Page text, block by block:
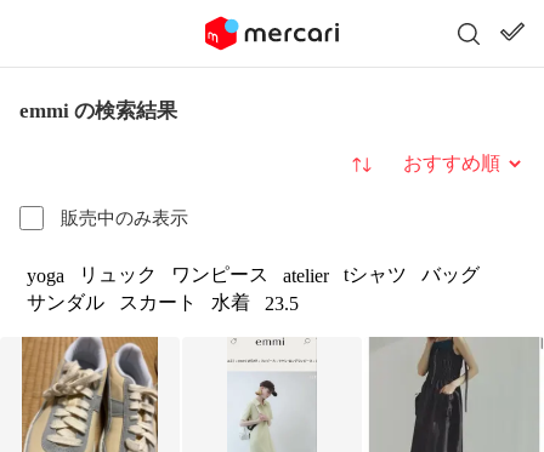
emmi の検索結果
販売中のみ表示
並び替え
yoga リュック ワンピース atelier tシャツ
バッグ
サンダル
スカート 水着 23.5